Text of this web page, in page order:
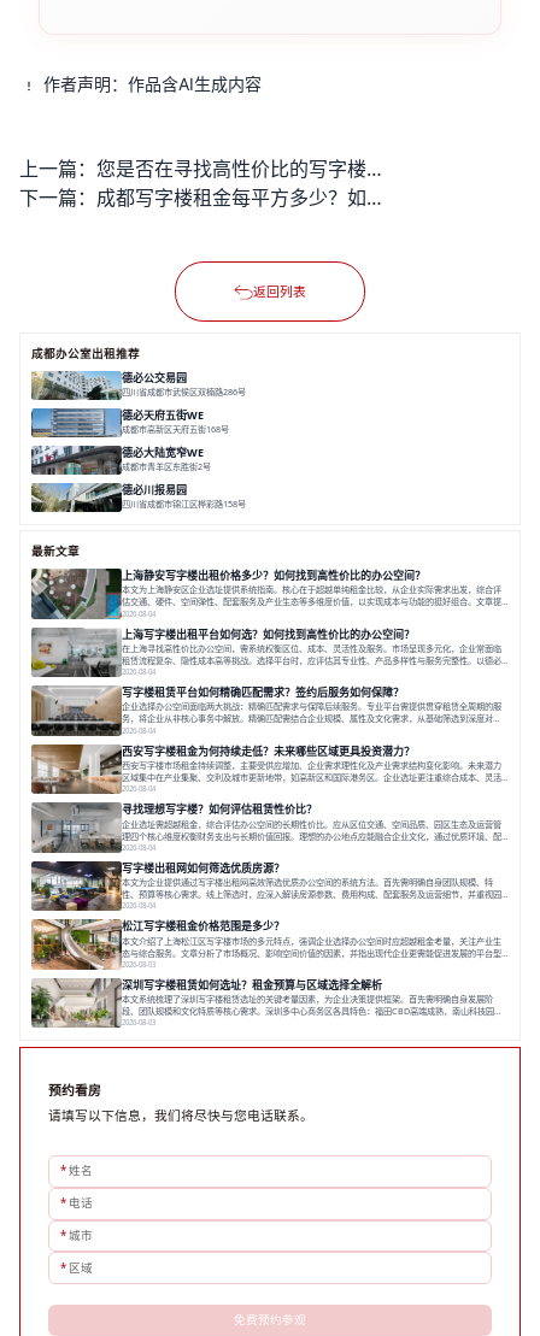
作者声明：作品含AI生成内容
上一篇：
您是否在寻找高性价比的写字楼办公室出租方案？
下一篇：
成都写字楼租金每平方多少？如何选择性价比高的办公空间？
返回列表
成都办公室出租推荐
德必公交易园
四川省成都市武侯区双楠路286号
德必天府五街WE
成都市高新区天府五街168号
德必⼤陆宽窄WE
成都市青羊区东胜街2号
德必川报易园
四川省成都市锦江区桦彩路158号
最新文章
上海静安写字楼出租价格多少？如何找到高性价比的办公空间？
本文为上海静安区企业选址提供系统指南。核心在于超越单纯租金比较，从企业实际需求出发，综合评
估交通、硬件、空间弹性、配套服务及产业生态等多维度价值，以实现成本与功能的挺好组合。文章提
出打破固定工位思维，采用精装灵活空间与共享配套以提升性价比，并通过不同规模企业的实际案例加
以说明。之后指出，专业运营服务商提供的稳定环境、社群活动与产业集聚等增值服务，是很大化空间
价值、助力企业成长的关键。对于许多在
2026-08-04
上海写字楼出租平台如何选？如何找到高性价比的办公空间？
在上海寻找高性价比办公空间，需系统权衡区位、成本、灵活性及服务。市场呈现多元化，企业常面临
租赁流程复杂、隐性成本高等挑战。选择平台时，应评估其专业性、产品多样性与服务完整性。以德必
为例，其提供从空间到生态的解决方案，通过特色园区、灵活产品和丰富配套，满足不同企业需求。企
业应明确自身需求，实地考察，选择能支持长期发展、提升竞争力的办公空间。在上海寻找合适的办公
空间，对于企业行政负责人、中小企业主
2026-08-04
写字楼租赁平台如何精确匹配需求？签约后服务如何保障？
企业选择办公空间面临两大挑战：精确匹配需求与保障后续服务。专业平台需提供贯穿租赁全周期的服
务，将企业从非核心事务中解放。精确匹配需结合企业规模、属性及文化需求，从基础筛选到深度对
接；签约后则需构建覆盖硬件运维、共享配套及专业物业的全周期保障体系。德必集团通过标准化服务
与个性化运营结合，以全国布局和产业生态圈为企业提供稳定支持，体现了从信息撮合到深度服务的能
力转变。在为企业寻找办公空间的过程中，
2026-08-04
西安写字楼租金为何持续走低？未来哪些区域更具投资潜力？
西安写字楼市场租金持续调整，主要受供应增加、企业需求理性化及产业需求结构变化影响。未来潜力
区域集中在产业集聚、交利及城市更新地带，如高新区和国际港务区。企业选址更注重综合成本、灵活
性与员工体验，倾向于提供全包式服务的办公空间。专业运营方通过空间优化与社群服务，助力企业成
长，推动市场向多元化、高性价比方向发展。近年来，西安写字楼市场呈现出租金持续调整的态势，这
一现象引发了的广泛关注。作为西部重要
2026-08-04
寻找理想写字楼？如何评估租赁性价比？
企业选址需超越租金，综合评估办公空间的长期性价比。应从区位交通、空间品质、园区生态及运营管
理四个核心维度权衡财务支出与长期价值回报。理想的办公地点应能融合企业文化，通过优质环境、配
套服务及社群资源赋能业务增长，实现成本与价值的平衡。对于许多正在成长或寻求稳定发展的企业而
言，寻找一处合适的办公空间是一项至关重要的决策。这不仅关系到团队的日常工作效率与协作氛围，
更直接影响着企业的品牌形象、运营成本
2026-08-04
写字楼出租网如何筛选优质房源？
本文为企业提供通过写字楼出租网高效筛选优质办公空间的系统方法。首先需明确自身团队规模、特
性、预算等核心需求。线上筛选时，应深入解读房源参数、费用构成、配套服务及运营细节，并重视园
区产业生态与交通区位价值。同时，需考察运营方的品牌背景与持续服务能力。完成线上初选后，必须
进行线下实地验证，核对空间实景、测试设施、感受园区氛围并确认合同条款，从而做出精确决策。在
数字化时代，写字楼出租网已成为企业寻找
2026-08-04
松江写字楼租金价格范围是多少？
本文介绍了上海松江区写字楼市场的多元特点，强调企业选择办公空间时应超越租金考量，关注产业生
态与综合服务。文章分析了市场概况、影响空间价值的因素，并指出现代企业更需能促进发展的平台型
空间。之后，以德必集团为例，说明运营方如何通过构建服务生态助力企业成长，建议企业系统评估需
求与长期价值，选择匹配的发展载体。对于许多寻求在上海松江区设立或扩展办公空间的企业而言，了
解该区域的写字楼市场概况是决策的首先
2026-08-03
深圳写字楼租赁如何选址？租金预算与区域选择全解析
本文系统梳理了深圳写字楼租赁选址的关键考量因素，为企业决策提供框架。首先需明确自身发展阶
段、团队规模和文化特质等核心需求。深圳多中心商务区各具特色：福田CBD高端成熟，南山科技园创
新活力强，前海具政策优势。除传统写字楼外，创意产业园注重生态与社群，适合文创、科技类企业。
款。选址是综合性战略决策，旨在让办公
2026-08-03
预约看房
请填写以下信息，我们将尽快与您电话联系。
*姓名
* 电话
*城市
* 区域
免费预约参观